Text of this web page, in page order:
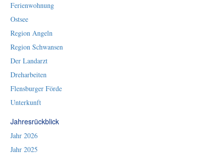
Ferienwohnung
Ostsee
Region Angeln
Region Schwansen
Der Landarzt
Dreharbeiten
Flensburger Förde
Unterkunft
Jahresrückblick
Jahr 2026
Jahr 2025